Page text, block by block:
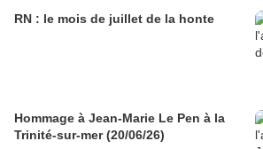
RN : le mois de juillet de la honte
Hommage à Jean-Marie Le Pen à la
Trinité-sur-mer (20/06/26)